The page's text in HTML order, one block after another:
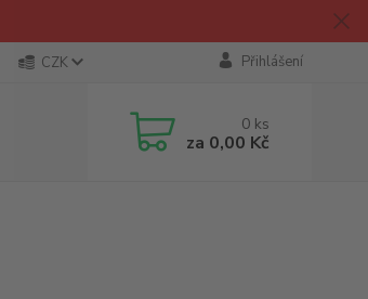
CZK Přihlášení
0 ks
za 0,00 Kč